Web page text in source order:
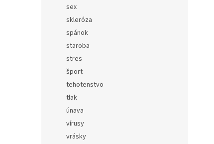
sex
skleróza
spánok
staroba
stres
šport
tehotenstvo
tlak
únava
vírusy
vrásky